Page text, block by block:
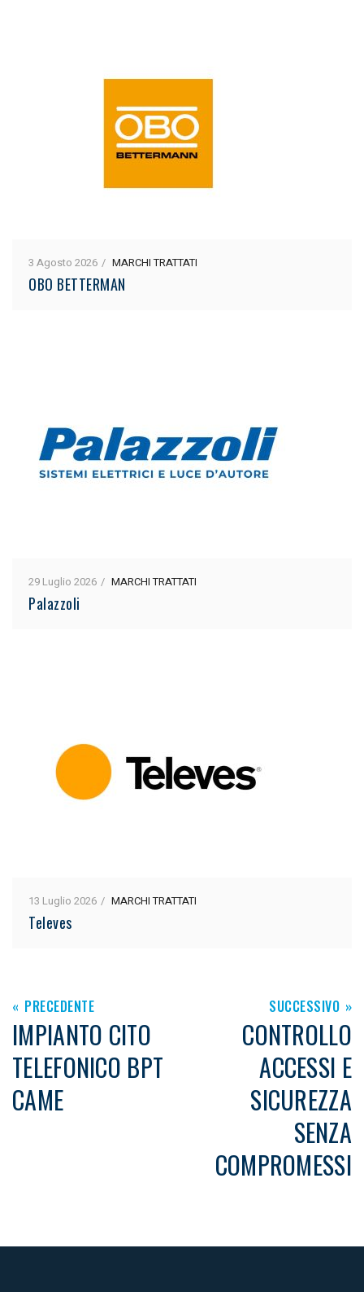
3 Agosto 2026 MARCHI TRATTATI
OBO BETTERMAN
29 Luglio 2026 MARCHI TRATTATI
Palazzoli
13 Luglio 2026 MARCHI TRATTATI
Televes
PRECEDENTE
IMPIANTO CITO
TELEFONICO BPT
CAME
SUCCESSIVO
CONTROLLO
ACCESSI E
SICUREZZA
SENZA
COMPROMESSI